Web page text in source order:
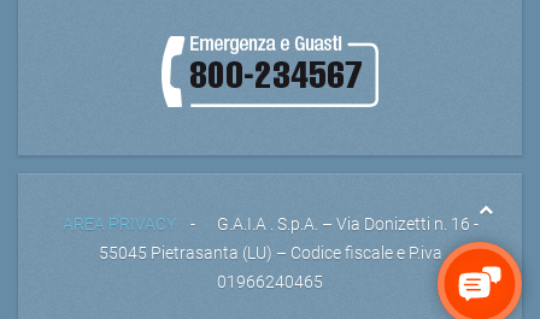
AREA PRIVACY- G.A.I.A . S.p.A. – Via Donizetti n. 16 -
55045 Pietrasanta (LU) – Codice fiscale e P.iva
01966240465